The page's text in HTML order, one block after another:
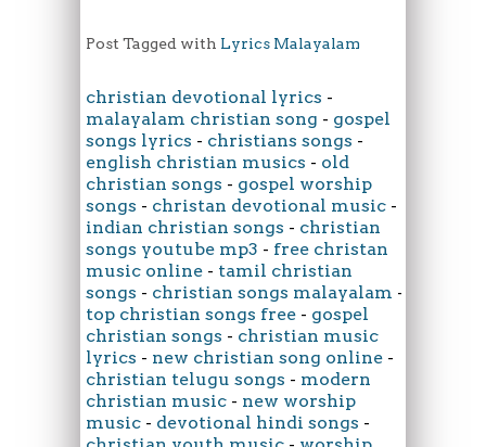
Post Tagged with Lyrics Malayalam
christian devotional lyrics -
malayalam christian song - gospel
songs lyrics - christians songs -
english christian musics - old
christian songs - gospel worship
songs - christan devotional music -
indian christian songs - christian
songs youtube mp3 - free christan
music online - tamil christian
songs - christian songs malayalam -
top christian songs free - gospel
christian songs - christian music
lyrics - new christian song online -
christian telugu songs - modern
christian music - new worship
music - devotional hindi songs -